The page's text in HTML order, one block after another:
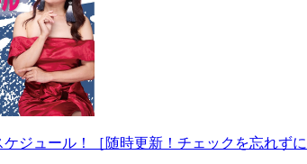
ジュール！［随時更新！チェックを忘れずに